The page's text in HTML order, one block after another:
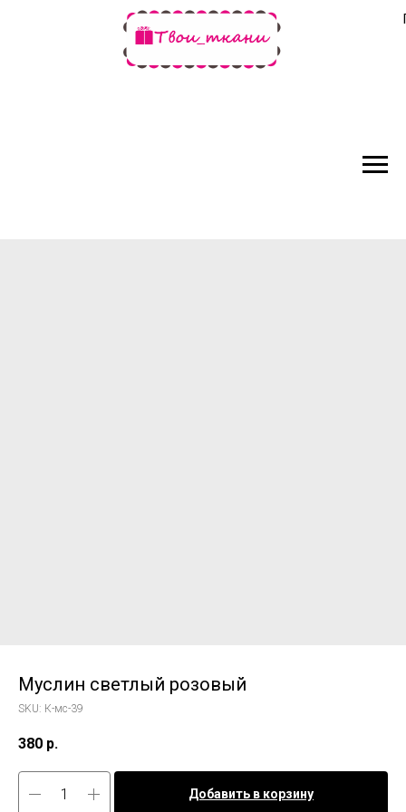
Муслин светлый розовый
SKU: К-мс-39
380 р.
Добавить в корзину